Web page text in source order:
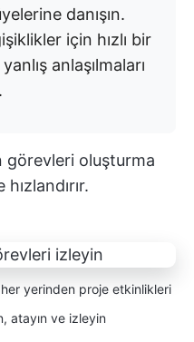
danışın.
için hızlı bir
anlaşılmaları
görevleri oluşturma
yerinden proje etkinlikleri
atayın ve izleyin